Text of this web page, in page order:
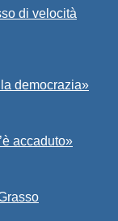
di velocità
democrazia»
accaduto»